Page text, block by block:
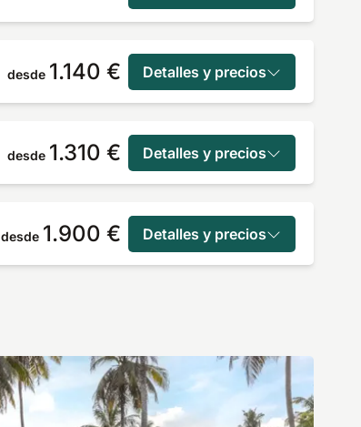
desde 1.140 € Detalles y precios
desde 1.310 € Detalles y precios
desde 1.900 € Detalles y precios